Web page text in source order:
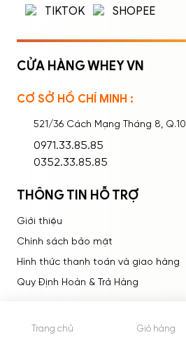
Ghi nhớ mật khẩu
Trang chủ Giỏ hàng
TIKTOK
SHOPEE
CỬA HÀNG WHEY VN
CƠ SỞ HỒ CHÍ MINH :
521/36 Cách Mạng Tháng 8, Q.10
0971.33.85.85
0352.33.85.85
THÔNG TIN HỖ TRỢ
Giới thiệu
Chính sách bảo mật
Hình thức thanh toán và giao hàng
Quy Định Hoàn & Trả Hàng